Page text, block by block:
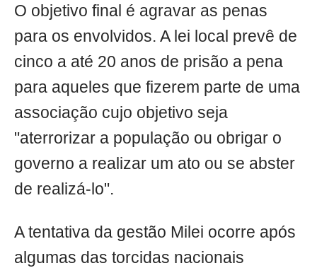
O objetivo final é agravar as penas
para os envolvidos. A lei local prevê de
cinco a até 20 anos de prisão a pena
para aqueles que fizerem parte de uma
associação cujo objetivo seja
"aterrorizar a população ou obrigar o
governo a realizar um ato ou se abster
de realizá-lo".
A tentativa da gestão Milei ocorre após
algumas das torcidas nacionais